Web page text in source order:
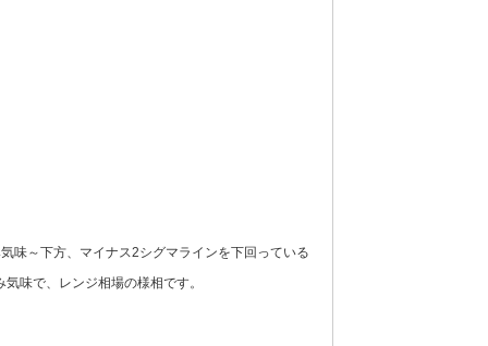
味～下方、マイナス2シグマラインを下回っている
味で、レンジ相場の様相です。